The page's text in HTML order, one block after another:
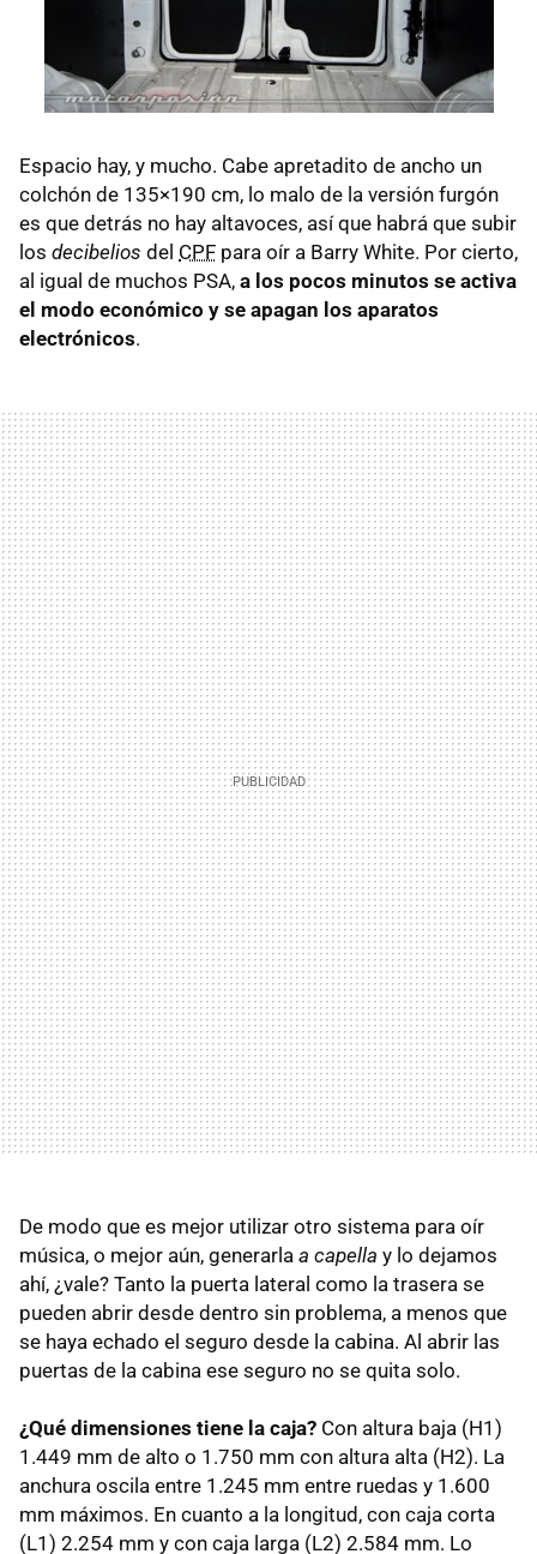
Espacio hay, y mucho. Cabe apretadito de ancho un
colchón de 135×190 cm, lo malo de la versión furgón
es que detrás no hay altavoces, así que habrá que subir
los decibelios del CPF para oír a Barry White. Por cierto,
al igual de muchos PSA, a los pocos minutos se activa
el modo económico y se apagan los aparatos
electrónicos.
De modo que es mejor utilizar otro sistema para oír
música, o mejor aún, generarla a capella y lo dejamos
ahí, ¿vale? Tanto la puerta lateral como la trasera se
pueden abrir desde dentro sin problema, a menos que
se haya echado el seguro desde la cabina. Al abrir las
puertas de la cabina ese seguro no se quita solo.
¿Qué dimensiones tiene la caja? Con altura baja (H1)
1.449 mm de alto o 1.750 mm con altura alta (H2). La
anchura oscila entre 1.245 mm entre ruedas y 1.600
mm máximos. En cuanto a la longitud, con caja corta
(L1) 2.254 mm y con caja larga (L2) 2.584 mm. Lo